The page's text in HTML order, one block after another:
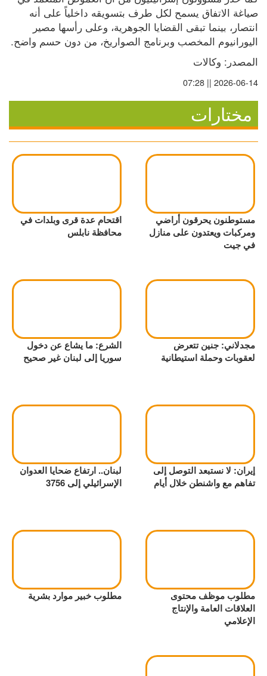
اليورانيوم المخصب وبرنامج الصواريخ، من دون حسم واضح.
المصدر: وكالات
2026-06-14 || 07:28
مختارات
مستوطنون يحرقون أراضي
ومركبات ويعتدون على منازل
في جيت
اقتحام عدة قرى وبلدات في
محافظة نابلس
مجدلاني: جنين تتعرض
لعقوبات وحملة استيطانية
الشرع: ما يشاع عن دخول
سوريا إلى لبنان غير صحيح
إيران: لا نستبعد التوصل إلى
تفاهم مع واشنطن خلال أيام
لبنان.. ارتفاع ضحايا العدوان
الإسرائيلي إلى 3756
مطلوب موظف محتوى
العلاقات العامة والإنتاج
الإعلامي
مطلوب خبير موارد بشرية